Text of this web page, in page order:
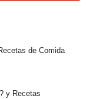
de Comida
y Recetas